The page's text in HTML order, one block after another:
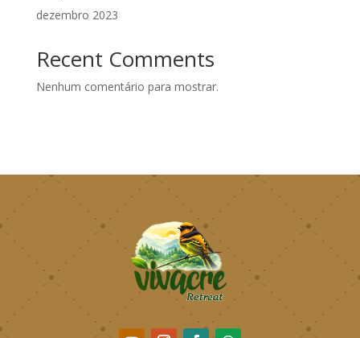
dezembro 2023
Recent Comments
Nenhum comentário para mostrar.